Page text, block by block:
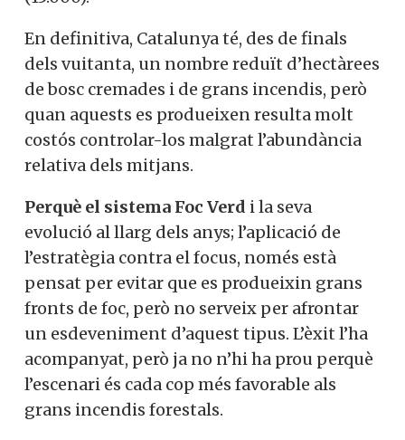
En definitiva, Catalunya té, des de finals
dels vuitanta, un nombre reduït d’hectàrees
de bosc cremades i de grans incendis, però
quan aquests es produeixen resulta molt
costós controlar-los malgrat l’abundància
relativa dels mitjans.
Perquè el sistema Foc Verd i la seva
evolució al llarg dels anys; l’aplicació de
l’estratègia contra el focus, només està
pensat per evitar que es produeixin grans
fronts de foc, però no serveix per afrontar
un esdeveniment d’aquest tipus. L’èxit l’ha
acompanyat, però ja no n’hi ha prou perquè
l’escenari és cada cop més favorable als
grans incendis forestals.